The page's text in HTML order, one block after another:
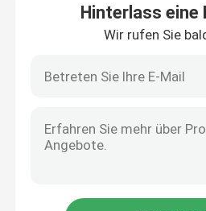
Vakuumtrockenofen
Augenhöhlen-Shaker
Hinterlass eine
Wir rufen Sie